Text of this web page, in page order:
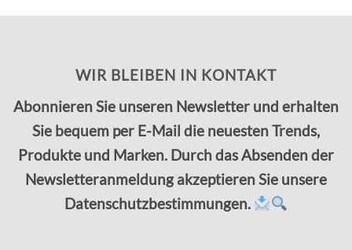
WIR BLEIBEN IN KONTAKT
Abonnieren Sie unseren Newsletter und erhalten
Sie bequem per E-Mail die neuesten Trends,
Produkte und Marken. Durch das Absenden der
Newsletteranmeldung akzeptieren Sie unsere
Datenschutzbestimmungen.